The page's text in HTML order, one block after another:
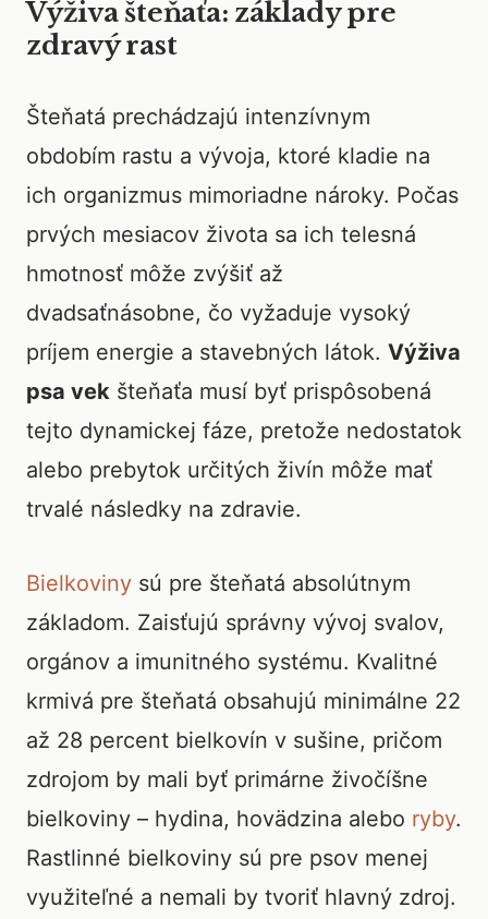
Výživa šteňaťa: základy pre
zdravý rast
Šteňatá prechádzajú intenzívnym
obdobím rastu a vývoja, ktoré kladie na
ich organizmus mimoriadne nároky. Počas
prvých mesiacov života sa ich telesná
hmotnosť môže zvýšiť až
dvadsaťnásobne, čo vyžaduje vysoký
príjem energie a stavebných látok. Výživa
psa vek šteňaťa musí byť prispôsobená
tejto dynamickej fáze, pretože nedostatok
alebo prebytok určitých živín môže mať
trvalé následky na zdravie.
Bielkoviny sú pre šteňatá absolútnym
základom. Zaisťujú správny vývoj svalov,
orgánov a imunitného systému. Kvalitné
krmivá pre šteňatá obsahujú minimálne 22
až 28 percent bielkovín v sušine, pričom
zdrojom by mali byť primárne živočíšne
bielkoviny – hydina, hovädzina alebo ryby.
Rastlinné bielkoviny sú pre psov menej
využiteľné a nemali by tvoriť hlavný zdroj.